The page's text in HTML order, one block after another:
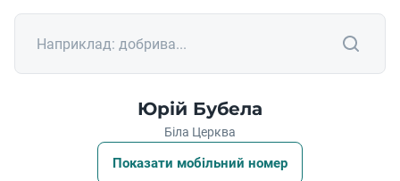
Юрій Бубела
Біла Церква
Показати мобільний номер